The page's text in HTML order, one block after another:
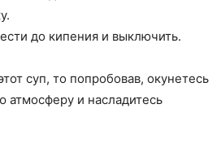
до кипения и выключить.
суп, то попробовав, окунетесь
атмосферу и насладитесь